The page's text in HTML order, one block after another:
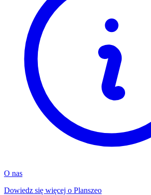
O nas
Dowiedz się więcej o Planszeo